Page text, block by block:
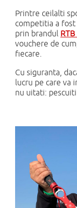
Printre ceilalti
competitia a
prin brandul
vouchere de
fiecare.
Cu siguranta,
lucru pe care va
nu uitati: